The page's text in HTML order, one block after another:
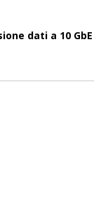
dati a 10 GbE